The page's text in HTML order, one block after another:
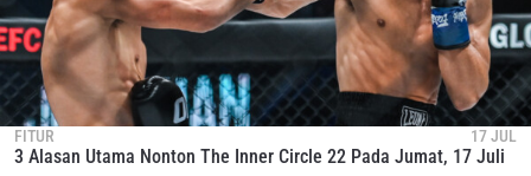
FITUR 17 JUL
3 Alasan Utama Nonton The Inner Circle 22 Pada Jumat, 17 Juli